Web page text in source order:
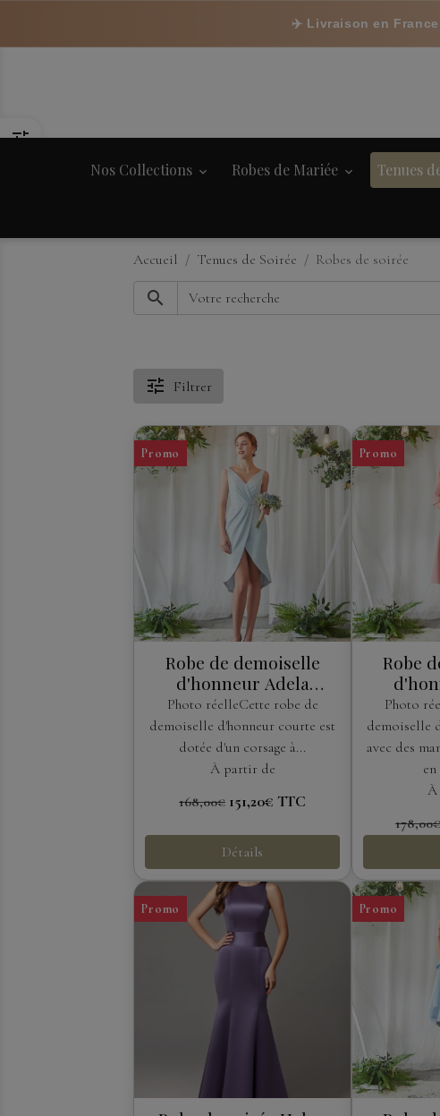
✈️ Livraison en
Nos Collections Robes de Mariée Tenues
Accueil Tenues de Soirée Robes de soirée
Filtrer
Promo
Robe de demoiselle
d'honneur Adela
Designs
Photo réelleCette robe de
demoiselle d'honneur courte est
dotée d'un corsage à...
À partir de
168,00€ 151,20€TTC
Détails
Promo
Robe
Photo
demoiselle
avec des
À
178,00€
Promo Promo